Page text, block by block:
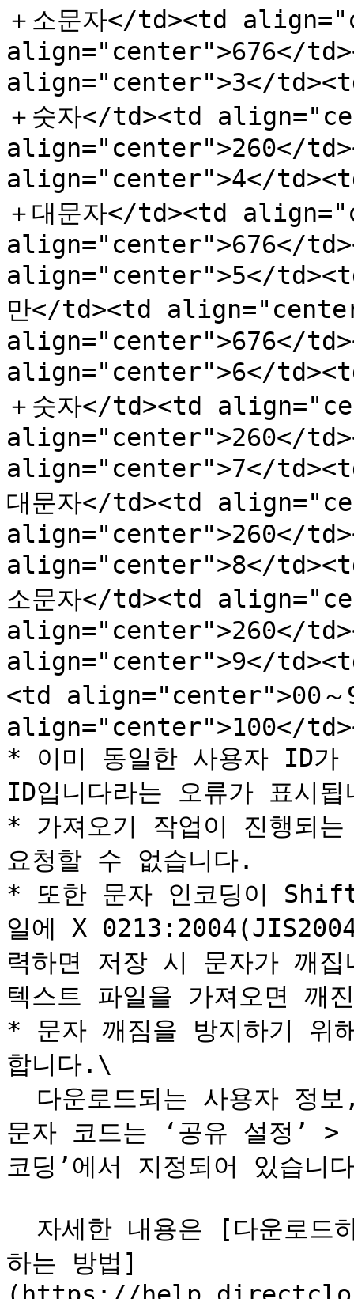
＋소문자</td><td
align="center">676</
align="center">3</
＋숫자</td><td
align="center">260</
align="center">4</
＋대문자</td><td
align="center">676</
align="center">5</
만</td><td
align="center">676</
align="center">6</
＋숫자</td><td
align="center">260</
align="center">7</
대문자</td><td
align="center">260</
align="center">8</
소문자</td><td
align="center">260</
align="center">9</
<td align="center">00～
align="center">100</
* 이미 동일한 사용자 ID가
ID입니다라는 오류가 표시
* 가져오기 작업이 진행되는
요청할 수 없습니다.
* 또한 문자 인코딩이
일에 X
력하면 저장 시 문자가 깨
텍스트 파일을 가져오면 깨
* 문자 깨짐을 방지하기 위
합니다.\
문자 코드는 ‘공유 설정’ >
코딩’에서 지정되어 있습니
하는 방법]